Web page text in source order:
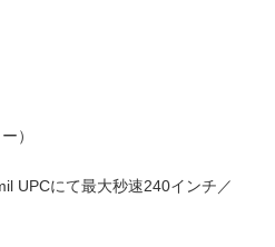
）
UPCにて最大秒速240インチ／